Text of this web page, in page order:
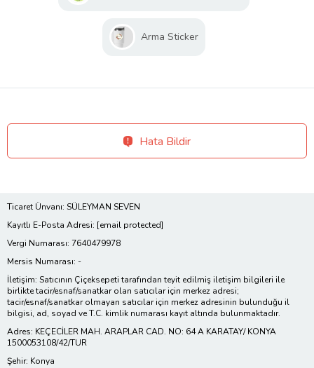
Arma Sticker
Hata Bildir
Ticaret Ünvanı: SÜLEYMAN SEVEN
Kayıtlı E-Posta Adresi: [email protected]
Vergi Numarası: 7640479978
Mersis Numarası: -
İletişim: Satıcının Çiçeksepeti tarafından teyit edilmiş iletişim bilgileri ile
birlikte tacir/esnaf/sanatkar olan satıcılar için merkez adresi;
tacir/esnaf/sanatkar olmayan satıcılar için merkez adresinin bulunduğu il
bilgisi, ad, soyad ve T.C. kimlik numarası kayıt altında bulunmaktadır.
Adres: KEÇECİLER MAH. ARAPLAR CAD. NO: 64 A KARATAY/ KONYA
1500053108/42/TUR
Şehir: Konya